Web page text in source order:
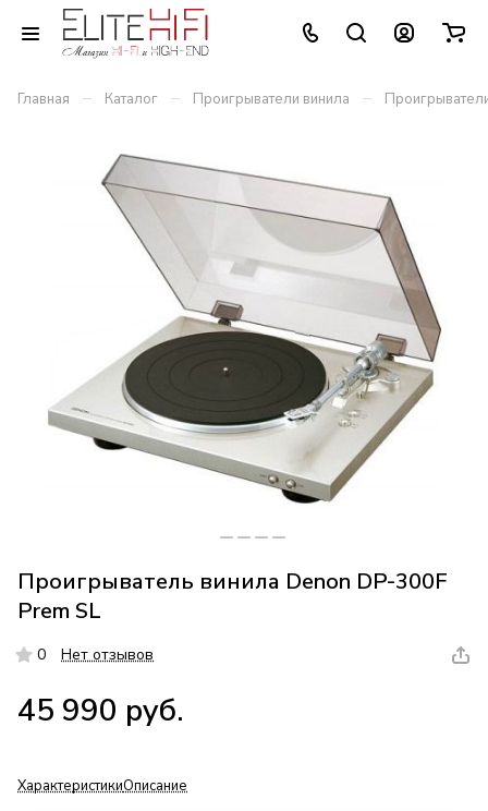
Главная – Каталог – Проигрыватели винила –
Проигрыватель винила Denon DP-300F
Prem SL
0 Нет отзывов
45 990 руб.
ХарактеристикиОписание